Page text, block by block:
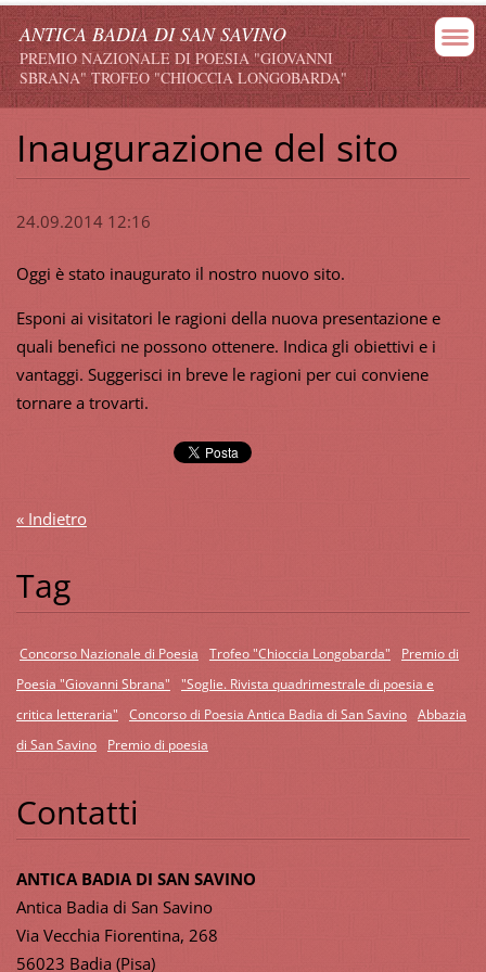
ANTICA BADIA DI SAN SAVINO
PREMIO NAZIONALE DI POESIA "GIOVANNI
SBRANA" TROFEO "CHIOCCIA LONGOBARDA"
Inaugurazione del sito
24.09.2014 12:16
Oggi è stato inaugurato il nostro nuovo sito.
Esponi ai visitatori le ragioni della nuova presentazione e
quali benefici ne possono ottenere. Indica gli obiettivi e i
vantaggi. Suggerisci in breve le ragioni per cui conviene
tornare a trovarti.
« Indietro
Tag
Concorso Nazionale di Poesia Trofeo "Chioccia Longobarda"
Premio di
Poesia "Giovanni Sbrana"
"Soglie. Rivista quadrimestrale di poesia e
critica letteraria"
Concorso di Poesia Antica Badia di San Savino Abbazia
di San Savino
Premio di poesia
Contatti
ANTICA BADIA DI SAN SAVINO
Antica Badia di San Savino
Via Vecchia Fiorentina, 268
56023 Badia (Pisa)